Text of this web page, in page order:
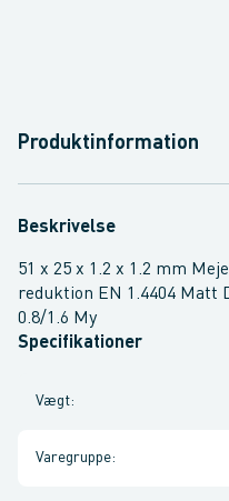
Produktinformation
Beskrivelse
51 x 25 x 1.2 x 1.2 mm
reduktion EN 1.4404 Matt
0.8/1.6 My
Specifikationer
Vægt:
Varegruppe: